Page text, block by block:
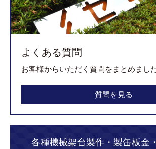
よくある質問
お客様からいただく質問をまとめました
質問を見る
各種機械架台製作・製缶板金